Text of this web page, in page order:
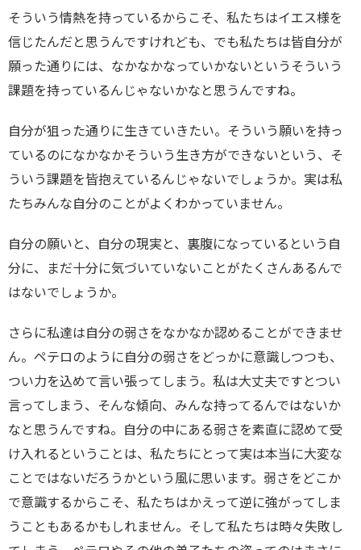
そういう情熱を持っているからこそ、私たちはイエス様を
信じたんだと思うんですけれども、でも私たちは皆自分が
願った通りには、なかなかなっていかないというそういう
課題を持っているんじゃないかなと思うんですね。
自分が狙った通りに生きていきたい。そういう願いを持っ
ているのになかなかそういう生き方ができないという、そ
ういう課題を皆抱えているんじゃないでしょうか。実は私
たちみんな自分のことがよくわかっていません。
自分の願いと、自分の現実と、裏腹になっているという自
分に、まだ十分に気づいていないことがたくさんあるんで
はないでしょうか。
さらに私達は自分の弱さをなかなか認めることができませ
ん。ペテロのように自分の弱さをどっかに意識しつつも、
つい力を込めて言い張ってしまう。私は大丈夫ですとつい
言ってしまう、そんな傾向、みんな持ってるんではないか
なと思うんですね。自分の中にある弱さを素直に認めて受
け入れるということは、私たちにとって実は本当に大変な
ことではないだろうかという風に思います。弱さをどこか
で意識するからこそ、私たちはかえって逆に強がってしま
うこともあるかもしれません。そして私たちは時々失敗し